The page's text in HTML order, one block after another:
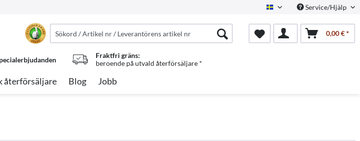
Swedish Service/Hjälp
0,00 € *
Fraktfri gräns:
beroende på utvald återförsäljare *
återförsäljare Blog Jobb